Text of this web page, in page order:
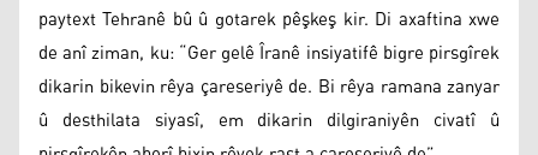
paytext Tehranê bû û gotarek pêşkeş kir. Di axaftina xwe
de anî ziman, ku: “Ger gelê Îranê insiyatifê bigre pirsgîrek
dikarin bikevin rêya çareseriyê de. Bi rêya ramana zanyar
û desthilata siyasî, em dikarin dilgiraniyên civatî û